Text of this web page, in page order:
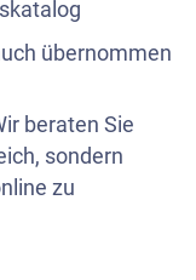
übernommen
beraten Sie
sondern
zu